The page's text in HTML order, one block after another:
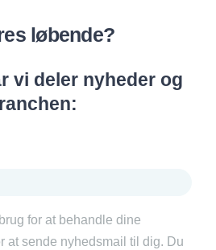
løbende?
vi deler nyheder og
for at behandle dine
at sende nyhedsmail til dig. Du